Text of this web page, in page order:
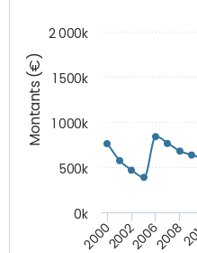
Montants (€)
2000200220062008
0k
500k
1 000k
1 500k
2 000k